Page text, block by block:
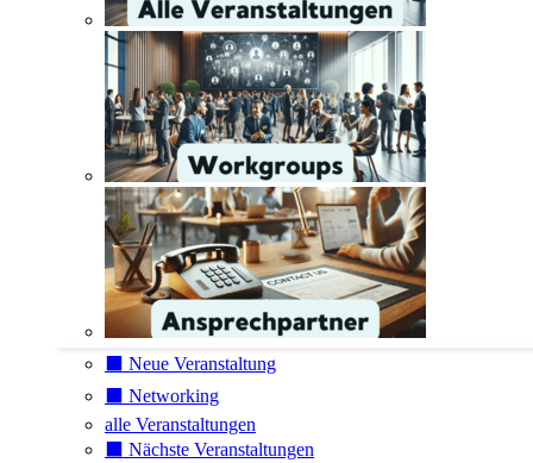
⬛️ Neue Veranstaltung
⬛️ Networking
alle Veranstaltungen
⬛️ Nächste Veranstaltungen